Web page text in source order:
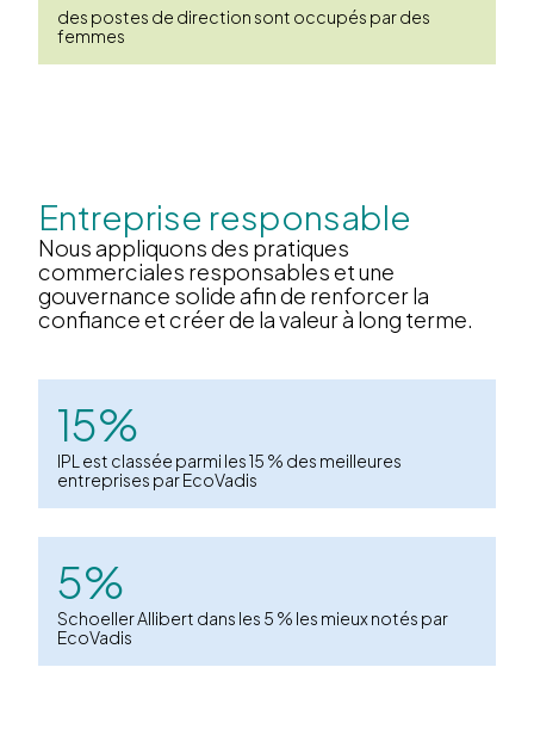
des postes de direction sont occupés par des
femmes
Entreprise responsable
Nous appliquons des pratiques
commerciales responsables et une
gouvernance solide afin de renforcer la
confiance et créer de la valeur à long terme.
15%
IPL est classée parmi les 15 % des meilleures
entreprises par EcoVadis
5%
Schoeller Allibert dans les 5 % les mieux notés par
EcoVadis